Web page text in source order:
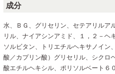
成分
水、ＢＧ、グリセリン、セテアリルア
リル、ナイアシンアミド、１，２－ヘ
ソルビタン、トリエチルヘキサノイン
酸／カプリン酸）グリセリル、シクロ
酸エチルヘキシル、ポリソルベート６